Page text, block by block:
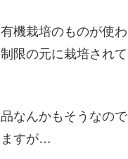
機栽培のものが使わ
限の元に栽培されて
なんかもそうなので
ますが…